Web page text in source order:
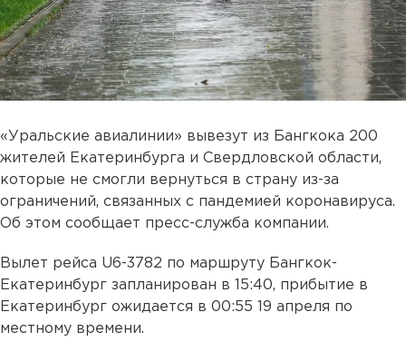
«Уральские авиалинии» вывезут из Бангкока 200
жителей Екатеринбурга и Свердловской области,
которые не смогли вернуться в страну из-за
ограничений, связанных с пандемией коронавируса.
Об этом сообщает пресс-служба компании.
Вылет рейса U6-3782 по маршруту Бангкок-
Екатеринбург запланирован в 15:40, прибытие в
Екатеринбург ожидается в 00:55 19 апреля по
местному времени.